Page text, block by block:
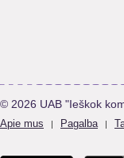
© 2026 UAB "Ieškok
Apie mus | Pagalba |